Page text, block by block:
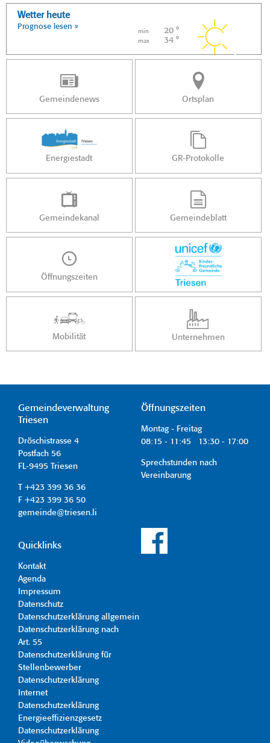
Wetter heute
Prognose lesen »
min 20 °
max 34 °
Gemeindenews Ortsplan
Energiestadt GR-Protokolle
Gemeindekanal Gemeindeblatt
Öffnungszeiten
Mobilität Unternehmen
Gemeindeverwaltung
Triesen
Dröschistrasse 4
Postfach 56
FL-9495 Triesen
T +423 399 36 36
F +423 399 36 50
gemeinde@triesen.li
Öffnungszeiten
Montag - Freitag
08:15 - 11:45 13:30 - 17:00
Sprechstunden nach
Vereinbarung
Quicklinks
Kontakt
Agenda
Impressum
Datenschutz
Datenschutzerklärung allgemein
Datenschutzerklärung nach
Art. 55
Datenschutzerklärung für
Stellenbewerber
Datenschutzerklärung
Internet
Datenschutzerklärung
Energieeffizienzgesetz
Datenschutzerklärung